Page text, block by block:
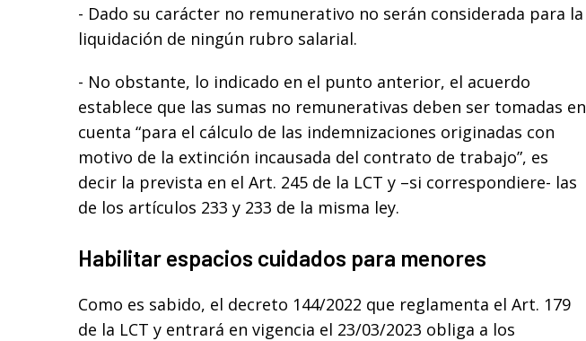
- Dado su carácter no remunerativo no serán considerada para la
liquidación de ningún rubro salarial.
- No obstante, lo indicado en el punto anterior, el acuerdo
establece que las sumas no remunerativas deben ser tomadas en
cuenta “para el cálculo de las indemnizaciones originadas con
motivo de la extinción incausada del contrato de trabajo”, es
decir la prevista en el Art. 245 de la LCT y –si correspondiere- las
de los artículos 233 y 233 de la misma ley.
Habilitar espacios cuidados para menores
Como es sabido, el decreto 144/2022 que reglamenta el Art. 179
de la LCT y entrará en vigencia el 23/03/2023 obliga a los